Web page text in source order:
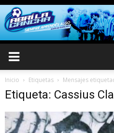
Inicio Etiquetas Mensajes
Etiqueta: Cassius